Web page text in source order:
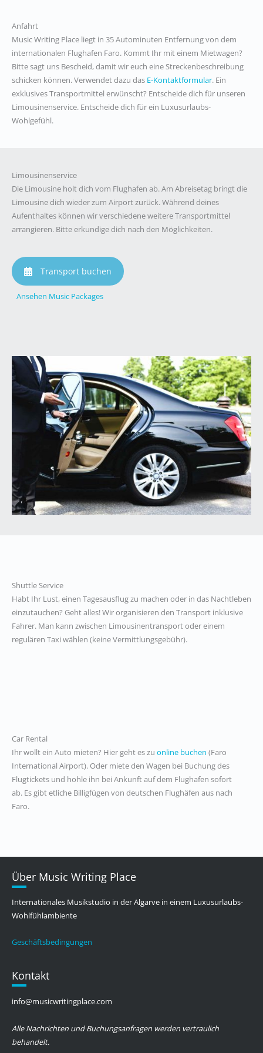
Anfahrt
Music Writing Place liegt in 35 Autominuten Entfernung von dem
internationalen Flughafen Faro. Kommt Ihr mit einem Mietwagen?
Bitte sagt uns Bescheid, damit wir euch eine Streckenbeschreibung
schicken können.Verwendet dazu das E-Kontaktformular. Ein
exklusives Transportmittel erwünscht? Entscheide dich für unseren
Limousinenservice. Entscheide dich für ein Luxusurlaubs-
Wohlgefühl.
Limousinenservice
Die Limousine holt dich vom Flughafen ab. Am Abreisetag bringt die
Limousine dich wieder zum Airport zurück. Während deines
Aufenthaltes können wir verschiedene weitere Transportmittel
arrangieren. Bitte erkundige dich nach den Möglichkeiten.
Transport buchen
Ansehen Music Packages
Shuttle Service
Habt Ihr Lust, einen Tagesausflug zu machen oder in das Nachtleben
einzutauchen? Geht alles! Wir organisieren den Transport inklusive
Fahrer. Man kann zwischen Limousinentransport oder einem
regulären Taxi wählen (keine Vermittlungsgebühr).
Car Rental
Ihr wollt ein Auto mieten? Hier geht es zu online buchen (Faro
International Airport). Oder miete den Wagen bei Buchung des
Flugtickets und hohle ihn bei Ankunft auf dem Flughafen sofort
ab. Es gibt etliche Billigfügen von deutschen Flughäfen aus nach
Faro.
Über Music Writing Place
Internationales Musikstudio in der Algarve in einem Luxusurlaubs-
Wohlfühlambiente
Geschäftsbedingungen
Kontakt
info@musicwritingplace.com
Alle Nachrichten und Buchungsanfragen werden vertraulich
behandelt.